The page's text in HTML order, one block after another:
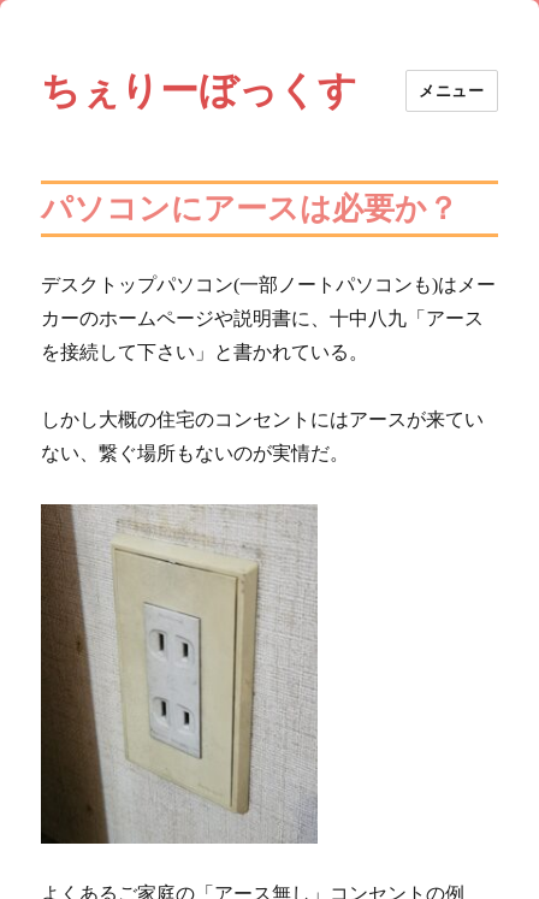
ちぇりーぼっくす メニュー
パソコンにアースは必要か？
デスクトップパソコン(一部ノートパソコンも)はメー
カーのホームページや説明書に、十中八九「アース
を接続して下さい」と書かれている。
しかし大概の住宅のコンセントにはアースが来てい
ない、繋ぐ場所もないのが実情だ。
よくあるご家庭の「アース無し」コンセントの例